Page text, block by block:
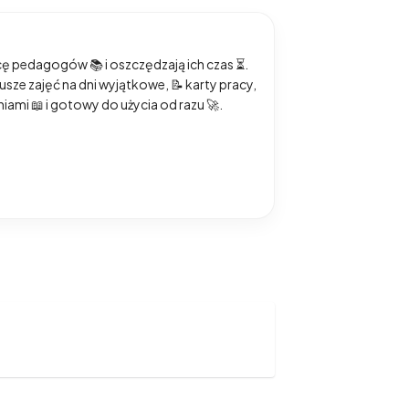
📚 i oszczędzają ich czas ⏳.
zajęć na dni wyjątkowe, 📝 karty pracy,
📖 i gotowy do użycia od razu 🚀.